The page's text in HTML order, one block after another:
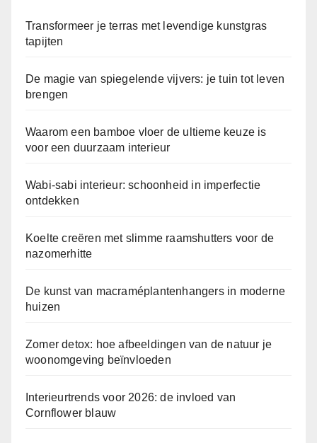
Transformeer je terras met levendige kunstgras
tapijten
De magie van spiegelende vijvers: je tuin tot leven
brengen
Waarom een bamboe vloer de ultieme keuze is
voor een duurzaam interieur
Wabi-sabi interieur: schoonheid in imperfectie
ontdekken
Koelte creëren met slimme raamshutters voor de
nazomerhitte
De kunst van macraméplantenhangers in moderne
huizen
Zomer detox: hoe afbeeldingen van de natuur je
woonomgeving beïnvloeden
Interieurtrends voor 2026: de invloed van
Cornflower blauw